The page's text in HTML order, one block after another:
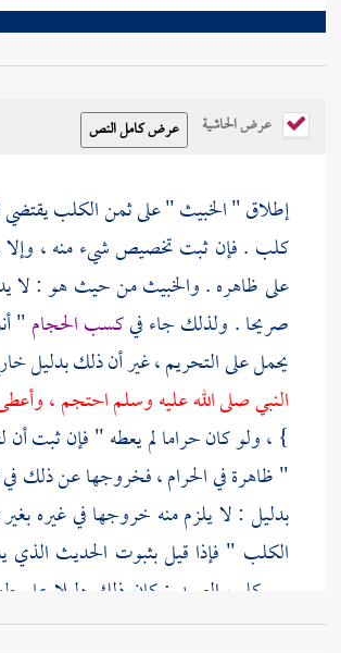
عرض الحاشية
إطلاق " الخبيث " على ثمن الكلب يقتضي
كلب . فإن ثبت تخصيص شيء منه ،
على ظاهره . والخبيث من حيث هو : لا
صريحا . ولذلك جاء فيكسب الحجام"
يحمل على التحريم ، غير أن ذلك بدليل
النبي صلى الله عليه وسلم احتجم ،
} ، ولو كان حراما لم يعطه " فإن ثبت أن
" ظاهرة في الحرام ، فخروجها عن ذلك
بدليل : لا يلزم منه خروجها في غيره
الكلب " فإذا قيل بثبوت الحديث الذي
بيع كلب الصيد : كان ذلك دليلا على
يدل النهي عن بيعه على نجاسته